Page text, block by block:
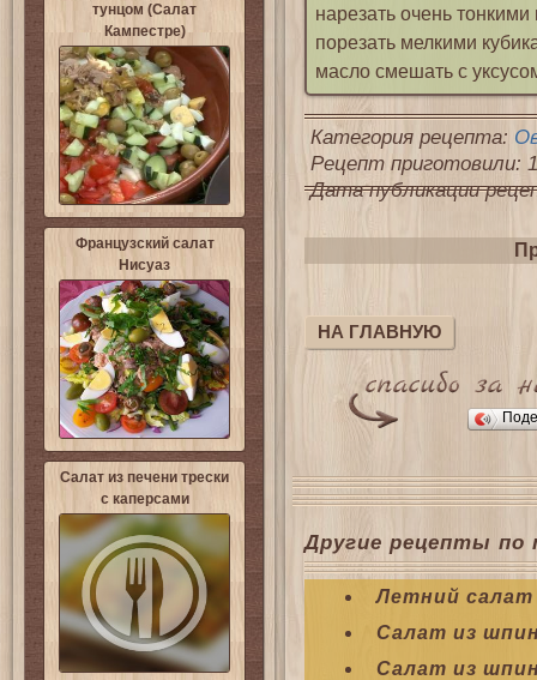
тунцом (Салат
Кампестре)
Французский салат
Нисуаз
Салат из печени трески
с каперсами
нарезать очень
порезать мелкими
масло смешать с
Категория рецепта:
Рецепт приготовили:
Дата публикации
НА ГЛАВНУЮ
Другие рецепты по
Летний салат
Салат из
Салат из